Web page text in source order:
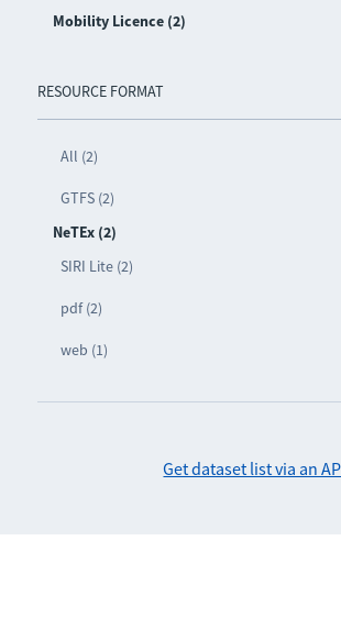
Mobility Licence (2)
RESOURCE FORMAT
All (2)
GTFS (2)
NeTEx (2)
SIRI Lite (2)
pdf (2)
web (1)
Get dataset list via an